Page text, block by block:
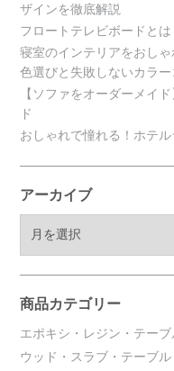
ザインを徹底解説
フロートテレビボードと
寝室のインテリアをおし
色選びと失敗しないカラ
【ソファをオーダーメイ
ド
おしゃれで憧れる！ホテ
アーカイブ
ブ
商品カテゴリー
エポキシ・レジン・テーブ
ウッド・スラブ・テーブル